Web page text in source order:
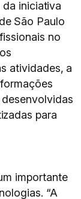
da iniciativa
São Paulo
no
atividades, a
para
importante
“A